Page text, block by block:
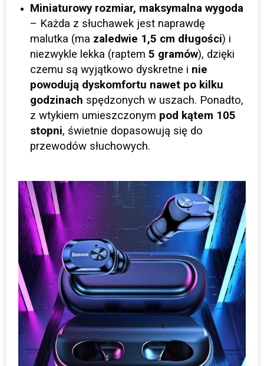
Miniaturowy rozmiar, maksymalna wygoda
– Każda z słuchawek jest naprawdę
malutka (ma zaledwie 1,5 cm długości) i
niezwykle lekka (raptem5 gramów), dzięki
czemu są wyjątkowo dyskretne i nie
powodują dyskomfortu nawet po kilku
godzinach spędzonych w uszach. Ponadto,
z wtykiem umieszczonym pod kątem 105
stopni, świetnie dopasowują się do
przewodów słuchowych.